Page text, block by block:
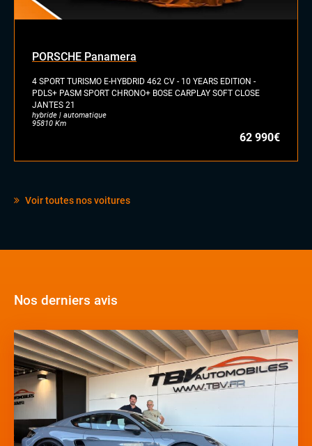
PORSCHE Panamera
4 SPORT TURISMO E-HYBDRID 462 CV - 10 YEARS EDITION -
PDLS+ PASM SPORT CHRONO+ BOSE CARPLAY SOFT CLOSE
JANTES 21
hybride | automatique
95810 Km
62 990€
Voir toutes nos voitures
Nos derniers avis